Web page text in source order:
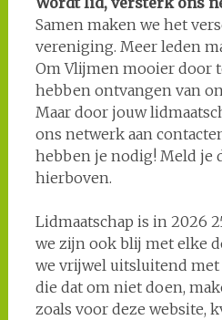
Samen maken we het
vereniging. Meer leden
Om Vlijmen mooier door
hebben ontvangen van
Maar door jouw
ons netwerk aan
hebben je nodig! Meld je
hierboven.
Lidmaatschap is in 2026
we zijn ook blij met elke
we vrijwel uitsluitend
die dat om niet doen,
zoals voor deze website,